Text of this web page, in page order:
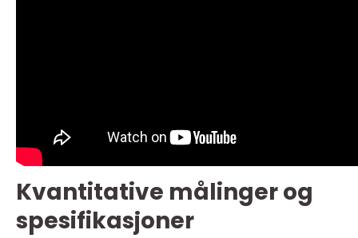
Kvantitative målinger og
spesifikasjoner